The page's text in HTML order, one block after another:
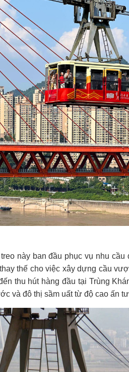
này ban đầu phục vụ nhu cầu
thế cho việc xây dựng cầu
thu hút hàng đầu tại Trùng
và đô thị sầm uất từ độ cao ấn